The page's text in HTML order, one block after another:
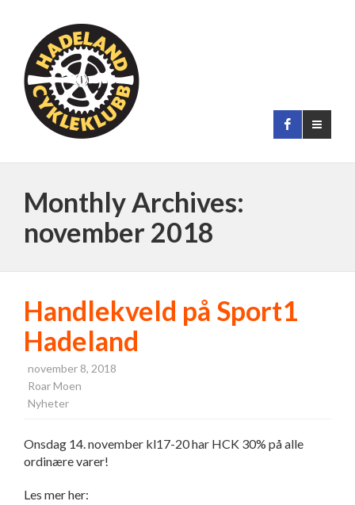
Monthly Archives:
november 2018
Handlekveld på Sport1
Hadeland
november 8, 2018
Roar Moen
Nyheter
Onsdag 14. november kl17-20 har HCK 30% på alle
ordinære varer!
Les mer her: